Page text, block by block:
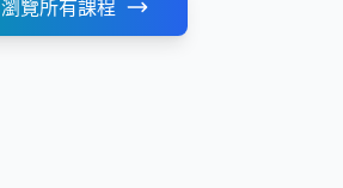
瀏覽所有課程